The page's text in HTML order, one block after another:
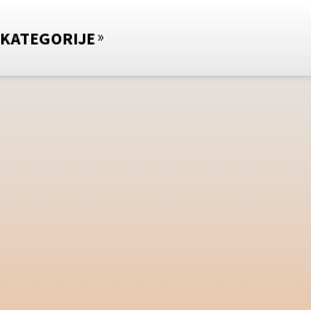
KATEGORIJE»